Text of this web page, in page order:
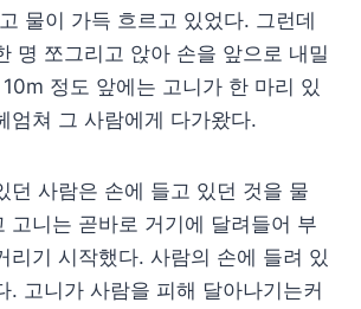
물이 가득 흐르고 있었다. 그런데
명 쪼그리고 앉아 손을 앞으로 내밀
정도 앞에는 고니가 한 마리 있
엄쳐 그 사람에게 다가왔다.
던 사람은 손에 들고 있던 것을 물
고니는 곧바로 거기에 달려들어 부
리기 시작했다. 사람의 손에 들려 있
. 고니가 사람을 피해 달아나기는커